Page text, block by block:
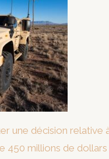
une décision relative
450 millions de dollars